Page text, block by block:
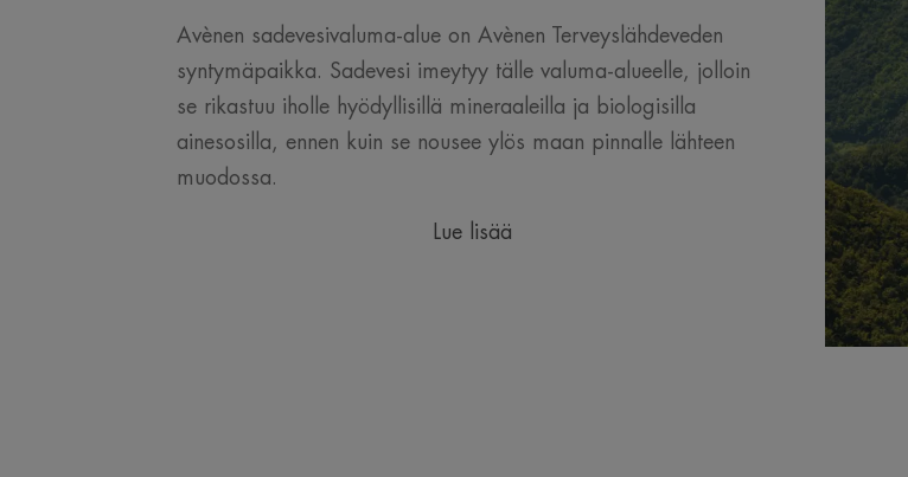
Avènen sadevesivaluma-alue on Avènen Terveyslähdeveden
syntymäpaikka. Sadevesi imeytyy tälle valuma-alueelle, jolloin
se rikastuu iholle hyödyllisillä mineraaleilla ja biologisilla
ainesosilla, ennen kuin se nousee ylös maan pinnalle lähteen
muodossa.
Lue lisää